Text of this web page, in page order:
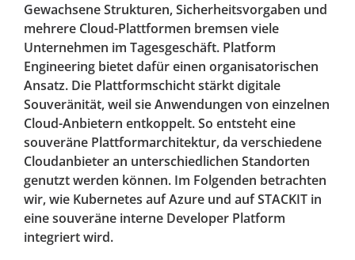
Gewachsene Strukturen, Sicherheitsvorgaben und
mehrere Cloud-Plattformen bremsen viele
Unternehmen im Tagesgeschäft. Platform
Engineering bietet dafür einen organisatorischen
Ansatz. Die Plattformschicht stärkt digitale
Souveränität, weil sie Anwendungen von einzelnen
Cloud-Anbietern entkoppelt. So entsteht eine
souveräne Plattformarchitektur, da verschiedene
Cloudanbieter an unterschiedlichen Standorten
genutzt werden können. Im Folgenden betrachten
wir, wie Kubernetes auf Azure und auf STACKIT in
eine souveräne interne Developer Platform
integriert wird.